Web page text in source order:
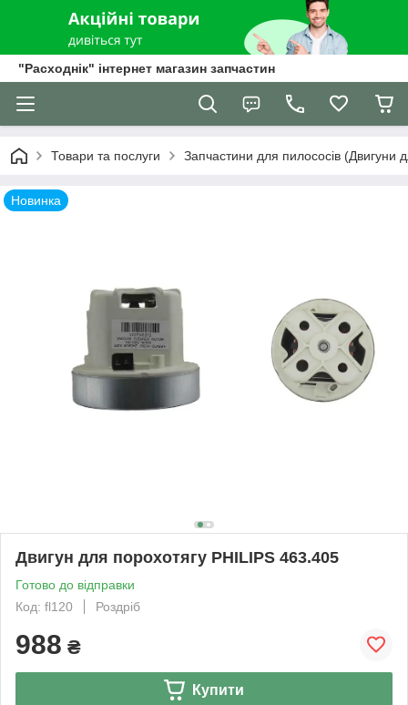
"Расходнік" інтернет магазин запчастин
Товари та послуги Запчастини для пилососів (Двигуни
Новинка
Двигун для порохотягу PHILIPS 463.405
Готово до відправки
Код: fl120
Роздріб
988 ₴
Купити